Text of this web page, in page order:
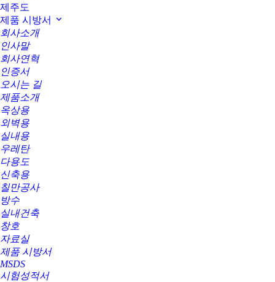
제주도
제품 시방서
회사소개
인사말
회사연혁
인증서
오시는 길
제품소개
옥상용
외벽용
실내용
우레탄
다용도
신축용
칠만공사
방수
실내건축
창호
자료실
제품 시방서
MSDS
시험성적서